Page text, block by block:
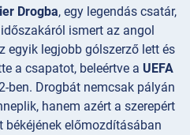
Drogba, egy legendás csatár,
ismert az angol
egyik legjobb gólszerző lett és
a csapatot, beleértve a UEFA
ben. Drogbát nemcsak pályán
hanem azért a szerepért
békéjének előmozdításában